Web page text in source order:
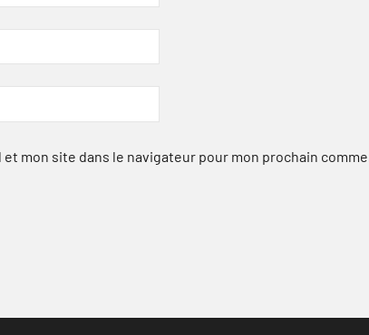
mon site dans le navigateur pour mon prochain